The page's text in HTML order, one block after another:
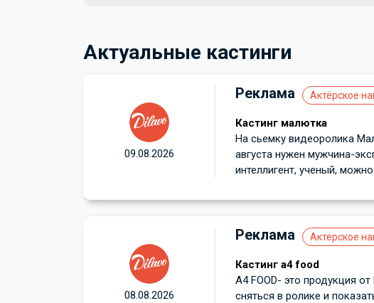
Актуальные кастинги
Реклама Актёрское
Кастинг малютка
На сьемку видеоролика
августа нужен мужчина-
интеллигент, ученый,
09.08.2026
Реклама Актёрское
Кастинг а4 food
А4 FOOD- это продукция
сняться в ролике и
08.08.2026